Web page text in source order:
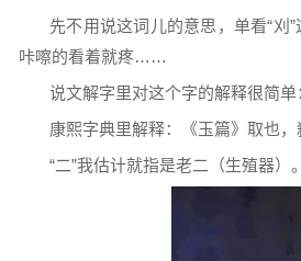
先不用说这词儿的意思，单看“刈
咔嚓的看着就疼……
说文解字里对这个字的解释很简单
康熙字典里解释：《玉篇》取也，
“二”我估计就指是老二（生殖器）